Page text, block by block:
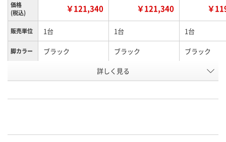
価格
(税込)
￥121,340 ￥121,340 ￥
販売単位 1台 1台 1台
脚カラー ブラック ブラック ブラック
ー
ブラウンウォールナ
ット
ラスティッ
アム
お申込番
詳しく見る